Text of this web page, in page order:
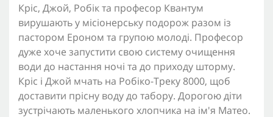
Кріс, Джой, Робік та професор Квантум
вирушають у місіонерську подорож разом із
пастором Ероном та групою молоді. Професор
дуже хоче запустити свою систему очищення
води до настання ночі та до приходу шторму.
Кріс і Джой мчать на Робіко-Треку 8000, щоб
доставити прісну воду до табору. Дорогою діти
зустрічають маленького хлопчика на ім'я Матео.